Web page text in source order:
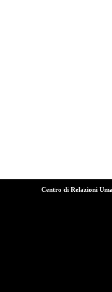
Centro di Relazioni